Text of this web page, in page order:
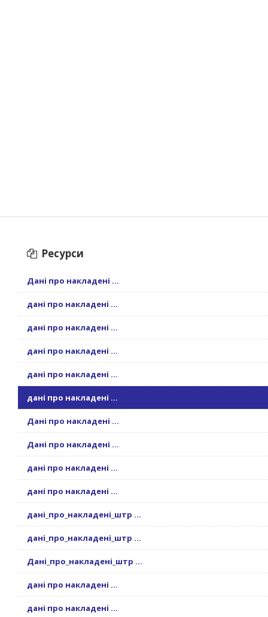
Ресурси
Дані про накладені ...
дані про накладені ...
дані про накладені ...
дані про накладені ...
дані про накладені ...
дані про накладені ...
Дані про накладені ...
Дані про накладені ...
дані про накладені ...
дані про накладені ...
дані_про_накладені_штр ...
дані_про_накладені_штр ...
Дані_про_накладені_штр ...
дані про накладені ...
дані про накладені ...